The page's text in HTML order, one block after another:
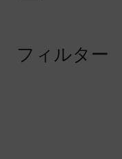
フィルター